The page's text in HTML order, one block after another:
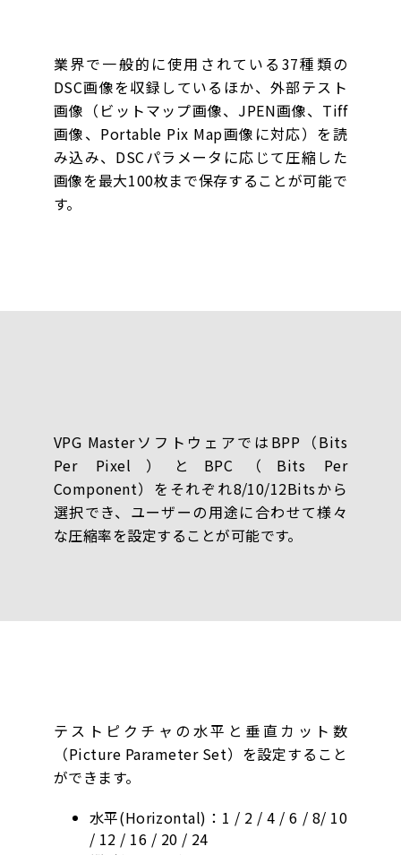
業界で一般的に使用されている37種類の
DSC画像を収録しているほか、外部テスト
画像（ビットマップ画像、JPEN画像、Tiff
画像、Portable Pix Map画像に対応）を読
み込み、DSCパラメータに応じて圧縮した
画像を最大100枚まで保存することが可能で
す。
VPG MasterソフトウェアではBPP（Bits
Per Pixel）とBPC（Bits Per
Component）をそれぞれ8/10/12Bitsから
選択でき、ユーザーの用途に合わせて様々
な圧縮率を設定することが可能です。
テストピクチャの水平と垂直カット数
（Picture Parameter Set）を設定すること
ができます。
水平(Horizontal)：1 / 2 / 4 / 6 / 8/ 10
/ 12 / 16 / 20 / 24